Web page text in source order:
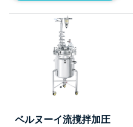
ベルヌーイ流撹拌加圧